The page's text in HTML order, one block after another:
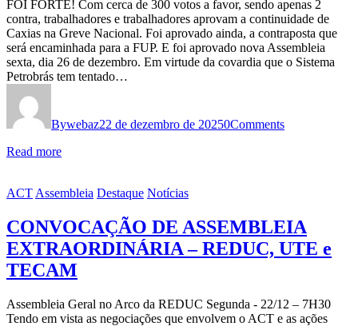
FOI FORTE! Com cerca de 300 votos a favor, sendo apenas 2
contra, trabalhadores e trabalhadores aprovam a continuidade de
Caxias na Greve Nacional. Foi aprovado ainda, a contraposta que
será encaminhada para a FUP. E foi aprovado nova Assembleia
sexta, dia 26 de dezembro. Em virtude da covardia que o Sistema
Petrobrás tem tentado…
Bywebaz22 de dezembro de 20250Comments
Read more
ACT Assembleia Destaque Notícias
CONVOCAÇÃO DE ASSEMBLEIA
EXTRAORDINÁRIA – REDUC, UTE e
TECAM
Assembleia Geral no Arco da REDUC Segunda - 22/12 – 7H30
Tendo em vista as negociações que envolvem o ACT e as ações